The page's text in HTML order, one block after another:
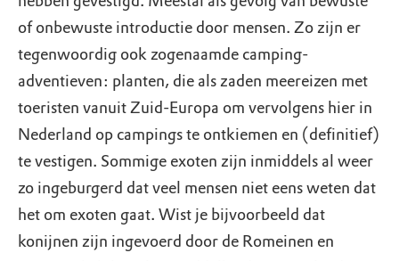
of onbewuste introductie door mensen. Zo zijn er
tegenwoordig ook zogenaamde camping-
adventieven: planten, die als zaden meereizen met
toeristen vanuit Zuid-Europa om vervolgens hier in
Nederland op campings te ontkiemen en (definitief)
te vestigen. Sommige exoten zijn inmiddels al weer
zo ingeburgerd dat veel mensen niet eens weten dat
het om exoten gaat. Wist je bijvoorbeeld dat
konijnen zijn ingevoerd door de Romeinen en